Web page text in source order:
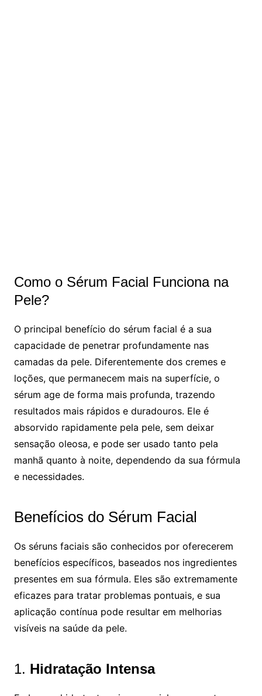
Como o Sérum Facial Funciona na
Pele?
O principal benefício do sérum facial é a sua
capacidade de penetrar profundamente nas
camadas da pele. Diferentemente dos cremes e
loções, que permanecem mais na superfície, o
sérum age de forma mais profunda, trazendo
resultados mais rápidos e duradouros. Ele é
absorvido rapidamente pela pele, sem deixar
sensação oleosa, e pode ser usado tanto pela
manhã quanto à noite, dependendo da sua fórmula
e necessidades.
Benefícios do Sérum Facial
Os séruns faciais são conhecidos por oferecerem
benefícios específicos, baseados nos ingredientes
presentes em sua fórmula. Eles são extremamente
eficazes para tratar problemas pontuais, e sua
aplicação contínua pode resultar em melhorias
visíveis na saúde da pele.
1. Hidratação Intensa